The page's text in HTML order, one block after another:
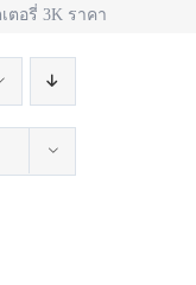
ตอรี่ 3K ราคา